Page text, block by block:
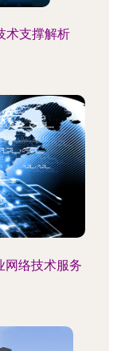
术支撑解析
网络技术服务